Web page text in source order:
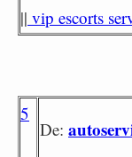
|| vip escorts
5
De: